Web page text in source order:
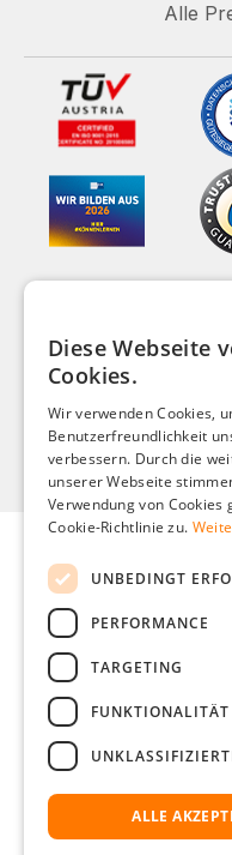
Alle
© 2026
Diese Webseite
Cookies.
Wir verwenden Cookies,
Benutzerfreundlichkeit
verbessern. Durch die
unserer Webseite
Verwendung von Cookies
Cookie-Richtlinie zu.
UNBEDINGT
PERFORMANCE
TARGETING
FUNKTIONALITÄT
ALLE